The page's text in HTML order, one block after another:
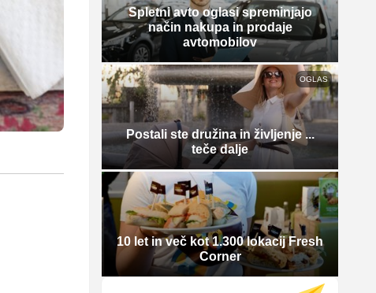
Spletni avto oglasi spreminjajo
način nakupa in prodaje
avtomobilov
OGLAS
Postali ste družina in življenje ...
teče dalje
10 let in več kot 1.300 lokacij Fresh
Corner